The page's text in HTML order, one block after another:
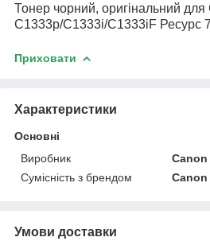
Тонер чорний, оригінальний для
C1333p/C1333i/C1333iF Ресурс
Приховати
Характеристики
Основні
Виробник
Canon
Сумісність з брендом
Canon
Умови доставки